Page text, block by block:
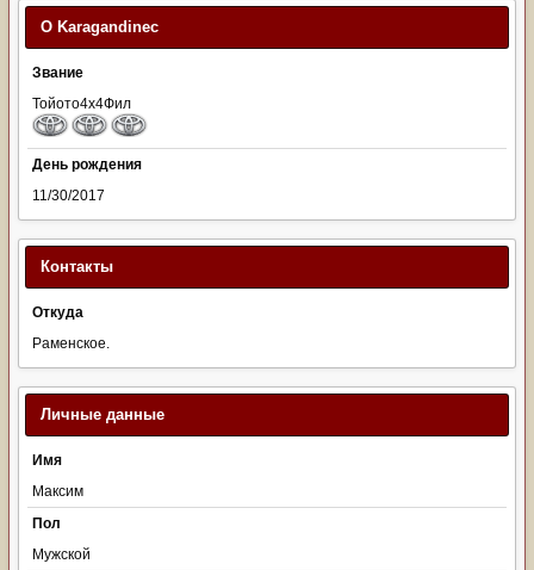
О Karagandinec
Звание
Тойото4х4Фил
День рождения
11/30/2017
Контакты
Откуда
Раменское.
Личные данные
Имя
Максим
Пол
Мужской